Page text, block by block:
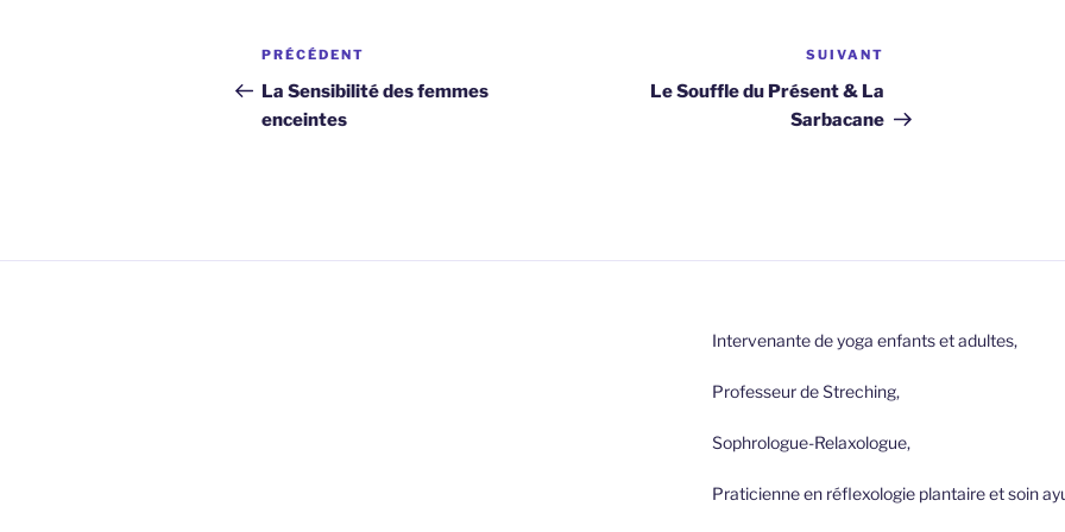
Navigation
de
l’article
Article
précédent
PRÉCÉDENT
La Sensibilité des femmes
enceintes
SUIVANT
Le Souffle du Présent & La
Sarbacane
Intervenante de yoga enfants et adultes,
Professeur de Streching,
Sophrologue-Relaxologue,
Praticienne en réflexologie plantaire et soin